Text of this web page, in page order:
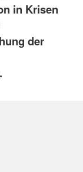
in Krisen
der